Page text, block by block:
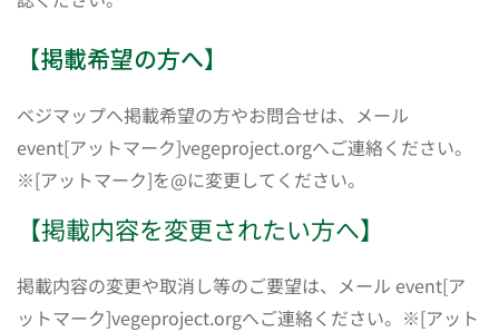
【掲載希望の方へ】
ベジマップへ掲載希望の方やお問合せは、メール
event[アットマーク]vegeproject.orgへご連絡ください。
※[アットマーク]を@に変更してください。
【掲載内容を変更されたい方へ】
掲載内容の変更や取消し等のご要望は、メール event[ア
ットマーク]vegeproject.orgへご連絡ください。※[アット